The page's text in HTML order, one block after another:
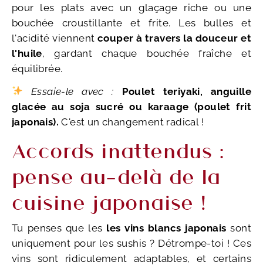
pour les plats avec un glaçage riche ou une
bouchée croustillante et frite. Les bulles et
l'acidité viennent couper à travers la douceur et
l'huile, gardant chaque bouchée fraîche et
équilibrée.
Essaie-le avec :
Poulet teriyaki, anguille
glacée au soja sucré ou karaage (poulet frit
japonais). C'est un changement radical !
Accords inattendus :
pense au-delà de la
cuisine japonaise !
Tu penses que les les vins blancs japonais sont
uniquement pour les sushis ? Détrompe-toi ! Ces
vins sont ridiculement adaptables, et certains